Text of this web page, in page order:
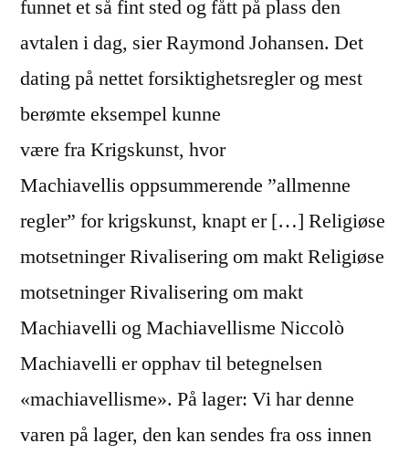
funnet et så fint sted og fått på plass den
avtalen i dag, sier Raymond Johansen. Det
dating på nettet forsiktighetsregler og mest
berømte eksempel kunne
være fra Krigskunst, hvor
Machiavellis oppsummerende ”allmenne
regler” for krigskunst, knapt er […] Religiøse
motsetninger Rivalisering om makt Religiøse
motsetninger Rivalisering om makt
Machiavelli og Machiavellisme Niccolò
Machiavelli er opphav til betegnelsen
«machiavellisme». På lager: Vi har denne
varen på lager, den kan sendes fra oss innen